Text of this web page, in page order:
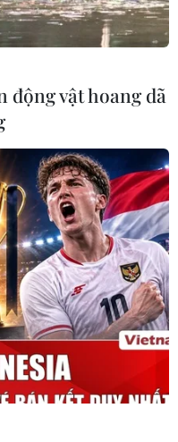
với
tạo và
bán
động vật hoang dã